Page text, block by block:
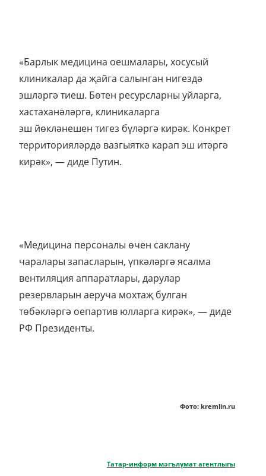
«Барлык медицина оешмалары, хосусый
клиникалар да җайга салынган нигездә
эшләргә тиеш. Бөтен ресурсларны уйларга,
хастаханәләргә, клиникаларга
эш йөкләнешен тигез бүләргә кирәк. Конкрет
территорияләрдә вазгыяткә карап эш итәргә
кирәк», — диде Путин.
«Медицина персоналы өчен саклану
чаралары запасларын, үпкәләргә ясалма
вентиляция аппаратлары, дарулар
резервларын аеруча мохтаҗ булган
төбәкләргә оепартив юлларга кирәк», — диде
РФ Президенты.
Фото: kremlin.ru
Татар-информ мәгълүмат агентлыгы